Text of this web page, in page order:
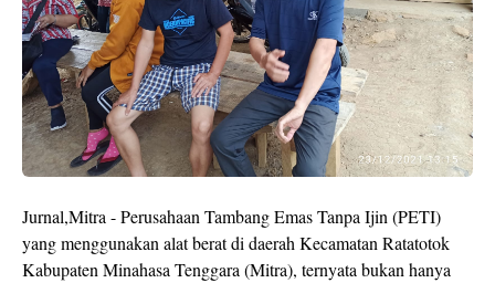
Jurnal,Mitra - Perusahaan Tambang Emas Tanpa Ijin (PETI)
yang menggunakan alat berat di daerah Kecamatan Ratatotok
Kabupaten Minahasa Tenggara (Mitra), ternyata bukan hanya